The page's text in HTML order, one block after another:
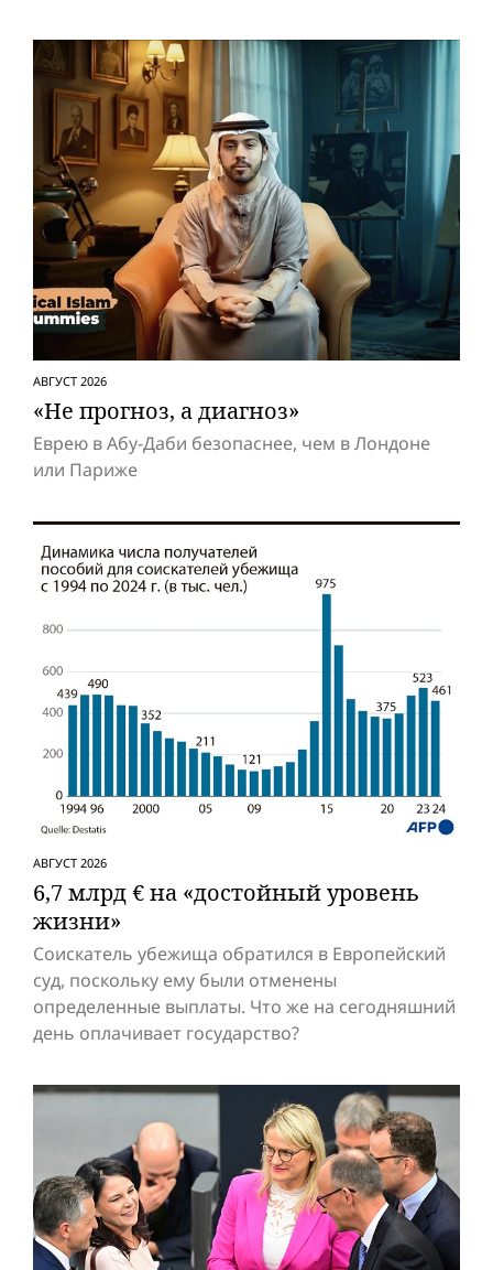
АВГУСТ 2026
«Не прогноз, а диагноз»
Еврею в Абу-Даби безопаснее, чем в Лондоне
или Париже
АВГУСТ 2026
6,7 млрд € на «достойный уровень
жизни»
Соискатель убежища обратился в Европейский
суд, поскольку ему были отменены
определенные выплаты. Что же на сегодняшний
день оплачивает государство?